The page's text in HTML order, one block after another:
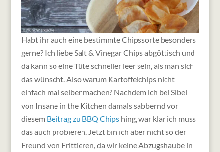
Habt ihr auch eine bestimmte Chipssorte besonders
gerne? Ich liebe Salt & Vinegar Chips abgöttisch und
da kann so eine Tüte schneller leer sein, als man sich
das wünscht. Also warum Kartoffelchips nicht
einfach mal selber machen? Nachdem ich bei Sibel
von Insane in the Kitchen damals sabbernd vor
diesem Beitrag zu BBQ Chipshing, war klar ich muss
das auch probieren. Jetzt bin ich aber nicht so der
Freund von Frittieren, da wir keine Abzugshaube in